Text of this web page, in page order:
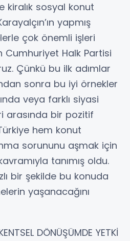
kiralık sosyal konut
yapmış
çok önemli işleri
Cumhuriyet Halk Partisi
Çünkü bu ilk adımlar
sonra bu iyi örnekler
veya farklı siyasi
arasında bir pozitif
hem konut
sorununu aşmak için
tanımış oldu.
bir şekilde bu konuda
yaşanacağını
DÖNÜŞÜMDE YETKİ